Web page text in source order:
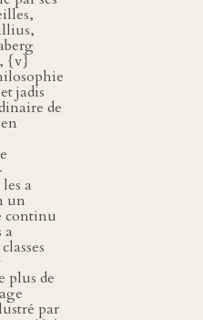
{v}
jadis
de
a
un
continu
a
plus de
par